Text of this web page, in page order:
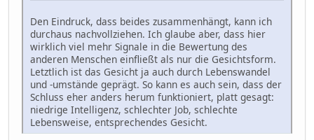
Den Eindruck, dass beides zusammenhängt, kann ich
durchaus nachvollziehen. Ich glaube aber, dass hier
wirklich viel mehr Signale in die Bewertung des
anderen Menschen einfließt als nur die Gesichtsform.
Letztlich ist das Gesicht ja auch durch Lebenswandel
und -umstände geprägt. So kann es auch sein, dass der
Schluss eher anders herum funktioniert, platt gesagt:
niedrige Intelligenz, schlechter Job, schlechte
Lebensweise, entsprechendes Gesicht.